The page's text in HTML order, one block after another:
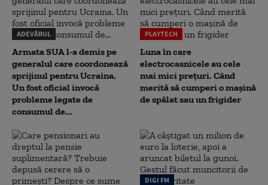
ADEVĂRUL
Armata SUA l-a demis pe
generalul care coordonează
sprijinul pentru Ucraina.
Un fost oficial invocă
probleme legate de
consumul de...
PLAYTECH
Luna în care
electrocasnicele au cele
mai mici prețuri. Când
merită să cumperi o mașină
de spălat sau un frigider
DIGI FM